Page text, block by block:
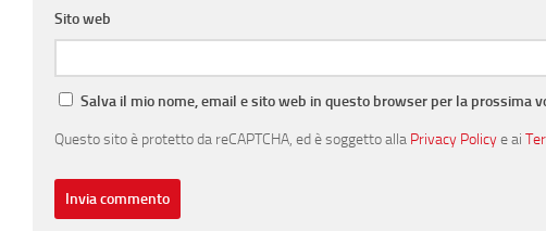
Sito web
Salva il mio nome, email e sito web in questo browser per la prossima
Questo sito è protetto da reCAPTCHA, ed è soggetto alla Privacy Policye ai